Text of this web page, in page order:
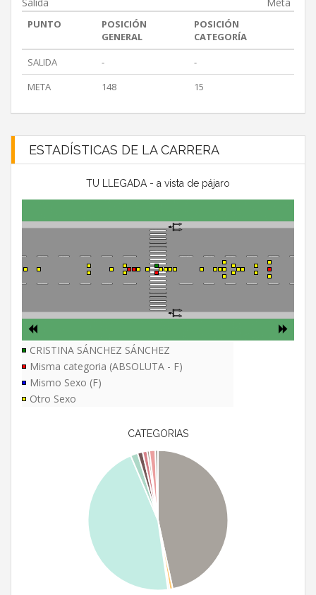
Salida Meta
PUNTO
POSICIÓN
GENERAL
POSICIÓN
CATEGORÍA
SALIDA
-
-
META
148 15
ESTADÍSTICAS DE LA CARRERA
TU LLEGADA - a vista de pájaro
CRISTINA SÁNCHEZ SÁNCHEZ
Misma categoria (ABSOLUTA - F)
Mismo Sexo (F)
Otro Sexo
CATEGORIAS